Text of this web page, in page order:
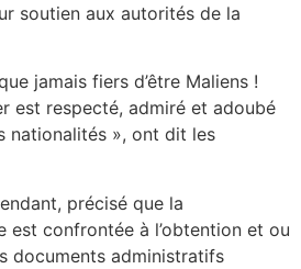
soutien aux autorités de la
jamais fiers d’être Maliens !
est respecté, admiré et adoubé
nationalités », ont dit les
précisé que la
est confrontée à l’obtention et ou
documents administratifs